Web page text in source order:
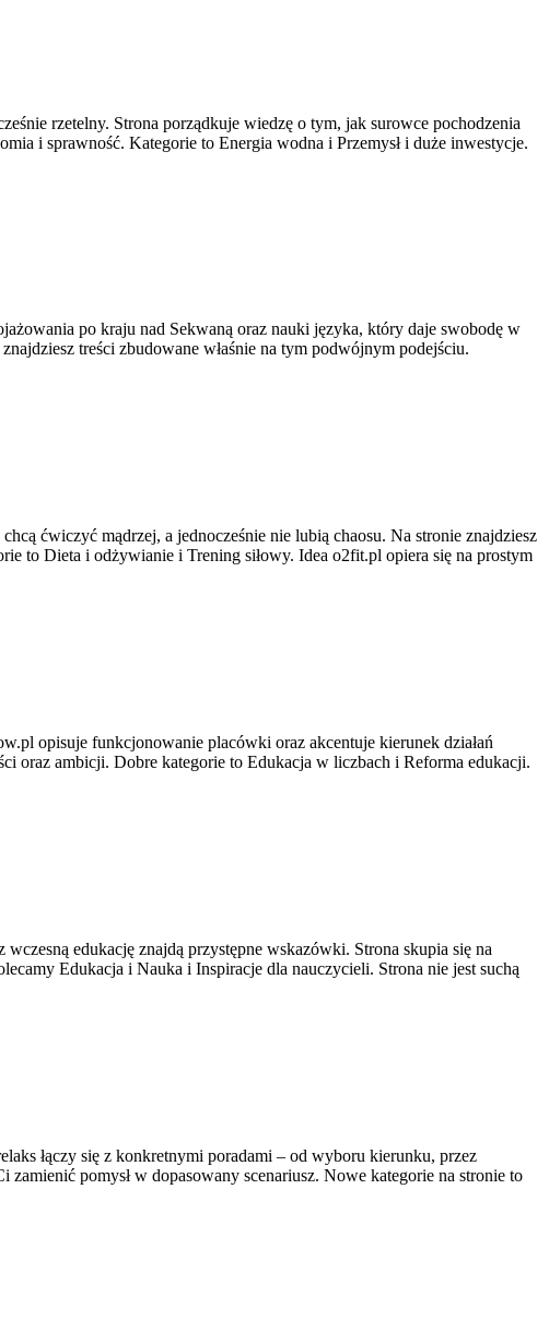
rzetelny. Strona porządkuje wiedzę o tym, jak surowce pochodzenia
i sprawność. Kategorie to Energia wodna i Przemysł i duże inwestycje.
po kraju nad Sekwaną oraz nauki języka, który daje swobodę w
treści zbudowane właśnie na tym podwójnym podejściu.
ćwiczyć mądrzej, a jednocześnie nie lubią chaosu. Na stronie znajdziesz
to Dieta i odżywianie i Trening siłowy. Idea o2fit.pl opiera się na prostym
opisuje funkcjonowanie placówki oraz akcentuje kierunek działań
oraz ambicji. Dobre kategorie to Edukacja w liczbach i Reforma edukacji.
edukację znajdą przystępne wskazówki. Strona skupia się na
Edukacja i Nauka i Inspiracje dla nauczycieli. Strona nie jest suchą
łączy się z konkretnymi poradami – od wyboru kierunku, przez
pomysł w dopasowany scenariusz. Nowe kategorie na stronie to